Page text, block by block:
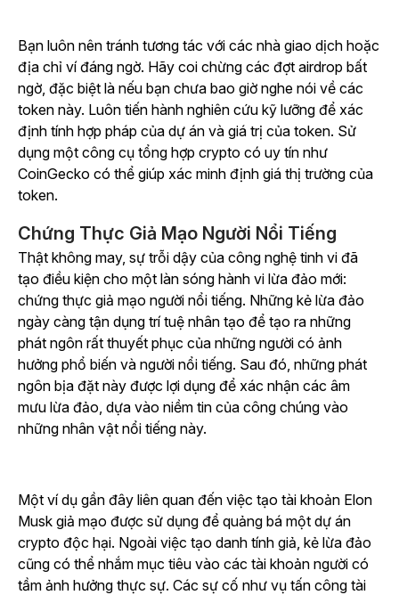
Bạn luôn nên tránh tương tác với các nhà giao dịch hoặc
địa chỉ ví đáng ngờ. Hãy coi chừng các đợt airdrop bất
ngờ, đặc biệt là nếu bạn chưa bao giờ nghe nói về các
token này. Luôn tiến hành nghiên cứu kỹ lưỡng để xác
định tính hợp pháp của dự án và giá trị của token. Sử
dụng một công cụ tổng hợp crypto có uy tín như
CoinGecko có thể giúp xác minh định giá thị trường của
token.
Chứng Thực Giả Mạo Người Nổi Tiếng
Thật không may, sự trỗi dậy của công nghệ tinh vi đã
tạo điều kiện cho một làn sóng hành vi lừa đảo mới:
chứng thực giả mạo người nổi tiếng. Những kẻ lừa đảo
ngày càng tận dụng trí tuệ nhân tạo để tạo ra những
phát ngôn rất thuyết phục của những người có ảnh
hưởng phổ biến và người nổi tiếng. Sau đó, những phát
ngôn bịa đặt này được lợi dụng để xác nhận các âm
mưu lừa đảo, dựa vào niềm tin của công chúng vào
những nhân vật nổi tiếng này.
Một ví dụ gần đây liên quan đến việc tạo tài khoản Elon
Musk giả mạo được sử dụng để quảng bá một dự án
crypto độc hại. Ngoài việc tạo danh tính giả, kẻ lừa đảo
cũng có thể nhắm mục tiêu vào các tài khoản người có
tầm ảnh hưởng thực sự. Các sự cố như vụ tấn công tài